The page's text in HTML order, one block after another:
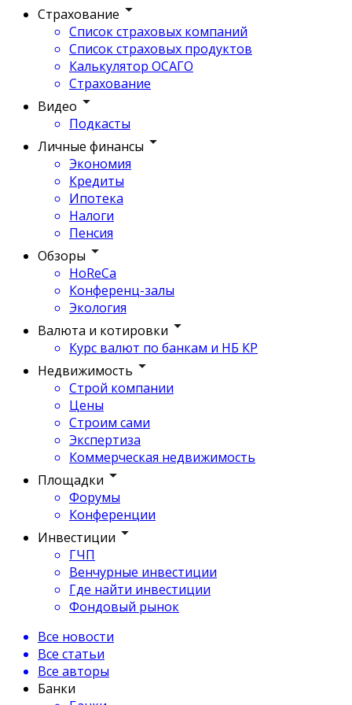
Страхование
Список страховых компаний
Список страховых продуктов
Калькулятор ОСАГО
Страхование
Видео
Подкасты
Личные финансы
Экономия
Кредиты
Ипотека
Налоги
Пенсия
Обзоры
HoReCa
Конференц-залы
Экология
Валюта и котировки
Курс валют по банкам и НБ КР
Недвижимость
Строй компании
Цены
Строим сами
Экспертиза
Коммерческая недвижимость
Площадки
Форумы
Конференции
Инвестиции
ГЧП
Венчурные инвестиции
Где найти инвестиции
Фондовый рынок
Все новости
Все статьи
Все авторы
Банки